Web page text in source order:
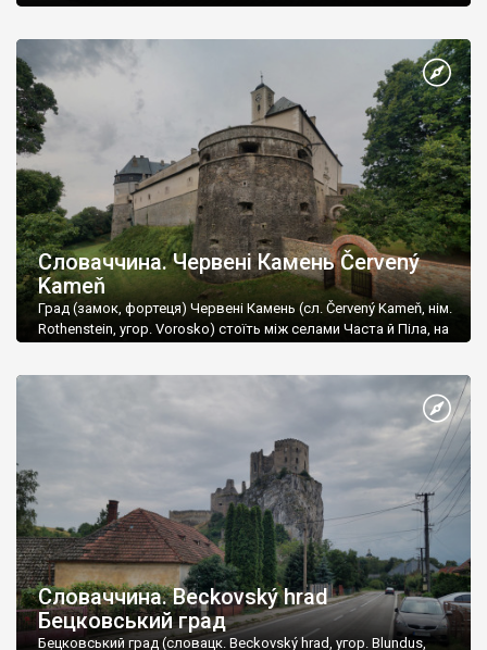
Словаччина. Червені Камень Červený
Kameň
Град (замок, фортеця) Червені Камень (сл. Červený Kameň, нім.
Rothenstein, угор. Vorosko) стоїть між селами Часта й Піла, на
Словаччина. Beckovský hrad
Бецковський град
Бецковський град (словацк. Beckovský hrad, угор. Blundus,